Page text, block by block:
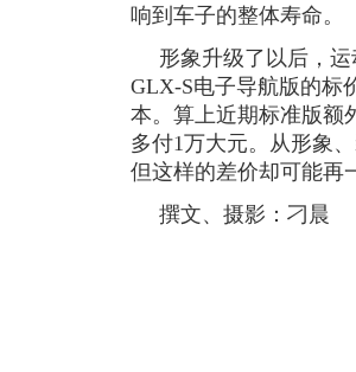
响到车子的整体寿命。
形象升级了以后，
GLX-S电子导航版的标
本。算上近期标准版额
多付1万大元。从形象
但这样的差价却可能再
撰文、摄影：刁晨